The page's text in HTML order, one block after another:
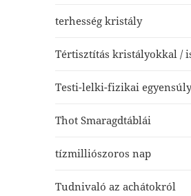
terhesség kristály
Tértisztítás kristályokkal /
Testi-lelki-fizikai
Thot Smaragdtáblái
tízmilliószoros nap
Tudnivaló az achátokról